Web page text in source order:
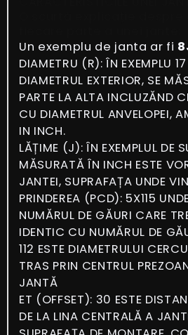
Un exemplu de janta ar fi
DIAMETRU (R): ÎN EXEMPLU
DIAMETRUL EXTERIOR, SE
PARTE LA ALTA INCLUZĂND
CU DIAMETRUL ANVELOPEI,
IN INCH.
LĂȚIME (J): ÎN EXEMPLUL DE
MĂSURATĂ ÎN INCH ESTE
JANTEI, SUPRAFAȚA UNDE
PRINDEREA (PCD): 5X115
NUMĂRUL DE GĂURI CARE
IDENTIC CU NUMĂRUL DE
112 ESTE DIAMETRULUI
TRAS PRIN CENTRUL
JANTĂ
ET (OFFSET): 30 ESTE
DE LA LINA CENTRALĂ A